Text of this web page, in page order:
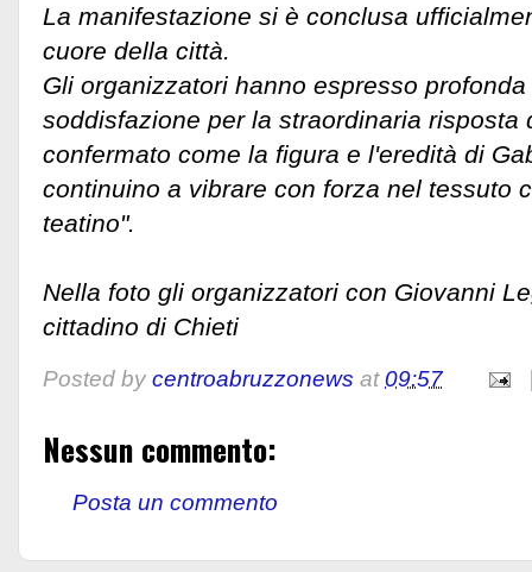
La manifestazione si è conclusa
cuore della città.
​Gli organizzatori hanno espresso
soddisfazione per la straordinaria risposta
confermato come la figura e l'eredità di
continuino a vibrare con forza nel tessuto
teatino".
Nella foto gli organizzatori con Giovanni
cittadino di Chieti
Posted by centroabruzzonews at09:57
Nessun commento:
Posta un commento